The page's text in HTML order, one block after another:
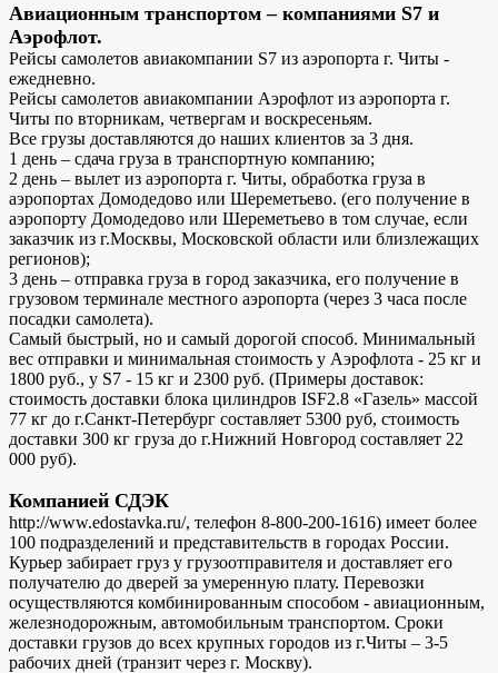
Авиационным транспортом – компаниями S7 и
Аэрофлот.
Рейсы самолетов авиакомпании S7 из аэропорта г. Читы -
ежедневно.
Рейсы самолетов авиакомпании Аэрофлот из аэропорта г.
Читы по вторникам, четвергам и воскресеньям.
Все грузы доставляются до наших клиентов за 3 дня.
1 день – сдача груза в транспортную компанию;
2 день – вылет из аэропорта г. Читы, обработка груза в
аэропортах Домодедово или Шереметьево. (его получение в
аэропорту Домодедово или Шереметьево в том случае, если
заказчик из г.Москвы, Московской области или близлежащих
регионов);
3 день – отправка груза в город заказчика, его получение в
грузовом терминале местного аэропорта (через 3 часа после
посадки самолета).
Самый быстрый, но и самый дорогой способ. Минимальный
вес отправки и минимальная стоимость у Аэрофлота - 25 кг и
1800 руб., у S7 - 15 кг и 2300 руб. (Примеры доставок:
стоимость доставки блока цилиндров ISF2.8 «Газель» массой
77 кг до г.Санкт-Петербург составляет 5300 руб, стоимость
доставки 300 кг груза до г.Нижний Новгород составляет 22
000 руб).
Компанией СДЭК
http://www.edostavka.ru/, телефон 8-800-200-1616) имеет более
100 подразделений и представительств в городах России.
Курьер забирает груз у грузоотправителя и доставляет его
получателю до дверей за умеренную плату. Перевозки
осуществляются комбинированным способом - авиационным,
железнодорожным, автомобильным транспортом. Сроки
доставки грузов до всех крупных городов из г.Читы – 3-5
рабочих дней (транзит через г. Москву).